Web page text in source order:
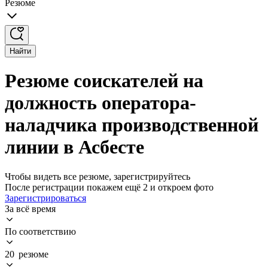
Резюме
Найти
Резюме соискателей на
должность оператора-
наладчика производственной
линии в Асбесте
Чтобы видеть все резюме, зарегистрируйтесь
После регистрации покажем ещё 2 и откроем фото
Зарегистрироваться
За всё время
По соответствию
20 резюме